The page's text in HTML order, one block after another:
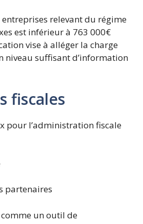
relevant du régime
est inférieur à 763 000€
vise à alléger la charge
suffisant d’information
fiscales
pour l’administration fiscale
partenaires
un outil de